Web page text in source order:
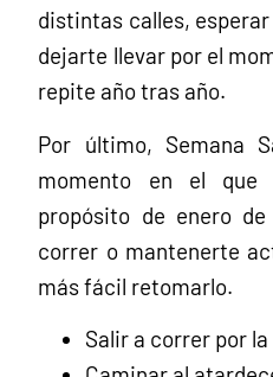
distintas calles,
dejarte llevar por el
repite año tras año.
Por último, Semana
momento en el que
propósito de enero
correr o mantenerte
más fácil retomarlo.
Salir a correr por